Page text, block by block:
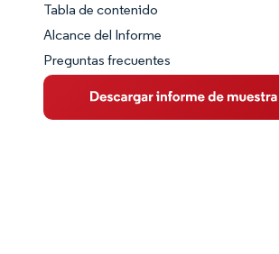
Panorama del Mercado
Visión General del Mercado
Tendencias Principales del Mercado
Tabla de contenido
Alcance del Informe
Preguntas frecuentes